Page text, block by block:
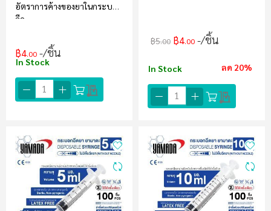
อัตราการค้างของยาในกระบอก
ฉีด
฿4.00 /ชิ้น
In Stock
฿5.00 ฿4.00 /ชิ้น
In Stock ลด 20%